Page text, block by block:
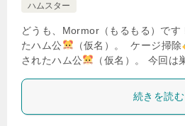
ハムスター
どうも、Mormor（もるもる）で
たハム公
（仮名）。 ケージ掃除
されたハム公
（仮名）。 今回
続きを読む